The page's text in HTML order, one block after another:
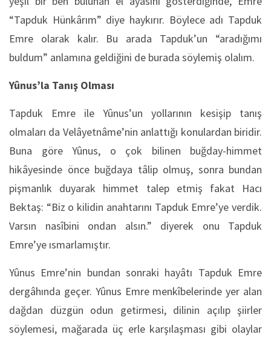
“Tapduk Hünkârım” diye haykırır. Böylece adı Tapduk
Emre olarak kalır. Bu arada Tapduk’un “aradığımı
buldum” anlamına geldiğini de burada söylemiş olalım.
Yûnus’la Tanış Olması
Tapduk Emre ile Yûnus’un yollarının kesişip tanış
olmaları da Velâyetnâme’nin anlattığı konulardan biridir.
Buna göre Yûnus, o çok bilinen buğday-himmet
hikâyesinde önce buğdaya tâlip olmuş, sonra bundan
pişmanlık duyarak himmet talep etmiş fakat Hacı
Bektaş: “Biz o kilidin anahtarını Tapduk Emre’ye verdik.
Varsın nasîbini ondan alsın.” diyerek onu Tapduk
Emre’ye ısmarlamıştır.
Yûnus Emre’nin bundan sonraki hayâtı Tapduk Emre
dergâhında geçer. Yûnus Emre menkîbelerinde yer alan
dağdan düzgün odun getirmesi, dilinin açılıp şiirler
söylemesi, mağarada üç erle karşılaşması gibi olaylar